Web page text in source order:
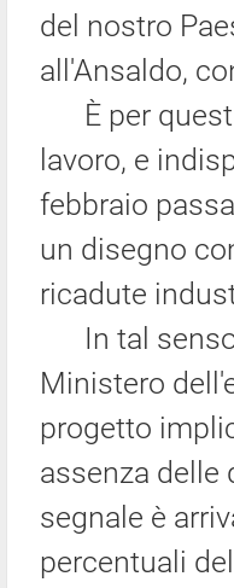
del nostro
all'Ansaldo,
È per
lavoro, e
febbraio
un disegno
ricadute
In tal senso
Ministero
progetto
assenza delle
segnale è
percentuali